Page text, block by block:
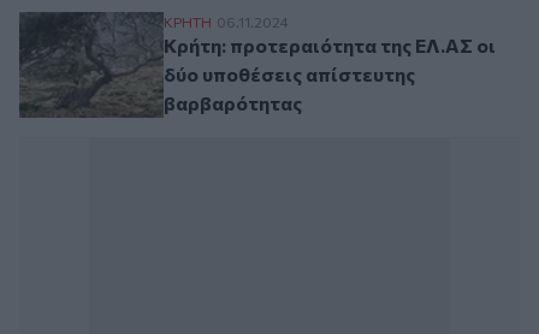
Κρήτη: προτεραιότητα της ΕΛ.ΑΣ οι δύο
ΚΡΗΤΗ 06.11.2024
Κρήτη: προτεραιότητα της ΕΛ.ΑΣ οι
δύο υποθέσεις απίστευτης
βαρβαρότητας